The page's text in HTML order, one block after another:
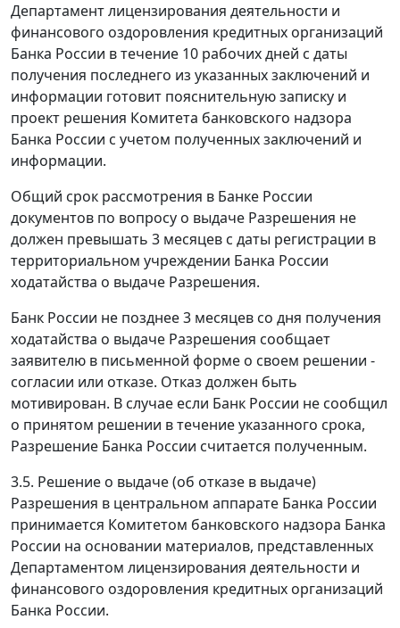
Департамент лицензирования деятельности и
финансового оздоровления кредитных организаций
Банка России в течение 10 рабочих дней с даты
получения последнего из указанных заключений и
информации готовит пояснительную записку и
проект решения Комитета банковского надзора
Банка России с учетом полученных заключений и
информации.
Общий срок рассмотрения в Банке России
документов по вопросу о выдаче Разрешения не
должен превышать 3 месяцев с даты регистрации в
территориальном учреждении Банка России
ходатайства о выдаче Разрешения.
Банк России не позднее 3 месяцев со дня получения
ходатайства о выдаче Разрешения сообщает
заявителю в письменной форме о своем решении -
согласии или отказе. Отказ должен быть
мотивирован. В случае если Банк России не сообщил
о принятом решении в течение указанного срока,
Разрешение Банка России считается полученным.
3.5. Решение о выдаче (об отказе в выдаче)
Разрешения в центральном аппарате Банка России
принимается Комитетом банковского надзора Банка
России на основании материалов, представленных
Департаментом лицензирования деятельности и
финансового оздоровления кредитных организаций
Банка России.